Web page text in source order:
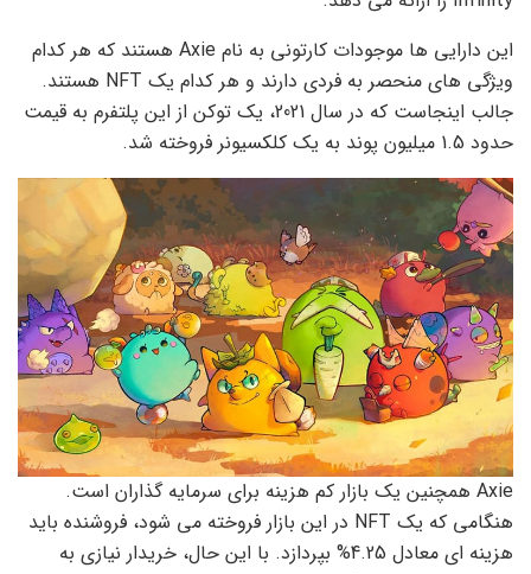
این دارایی ها موجودات کارتونی به نام Axie هستند که هر کدام
ویژگی های منحصر به فردی دارند و هر کدام یک NFT هستند.
جالب اینجاست که در سال 2021، یک توکن از این پلتفرم به قیمت
حدود 1.5 میلیون پوند به یک کلکسیونر فروخته شد.
Axie همچنین یک بازار کم هزینه برای سرمایه گذاران است.
هنگامی که یک NFT در این بازار فروخته می شود، فروشنده باید
هزینه ای معادل 4.25% بپردازد. با این حال، خریدار نیازی به